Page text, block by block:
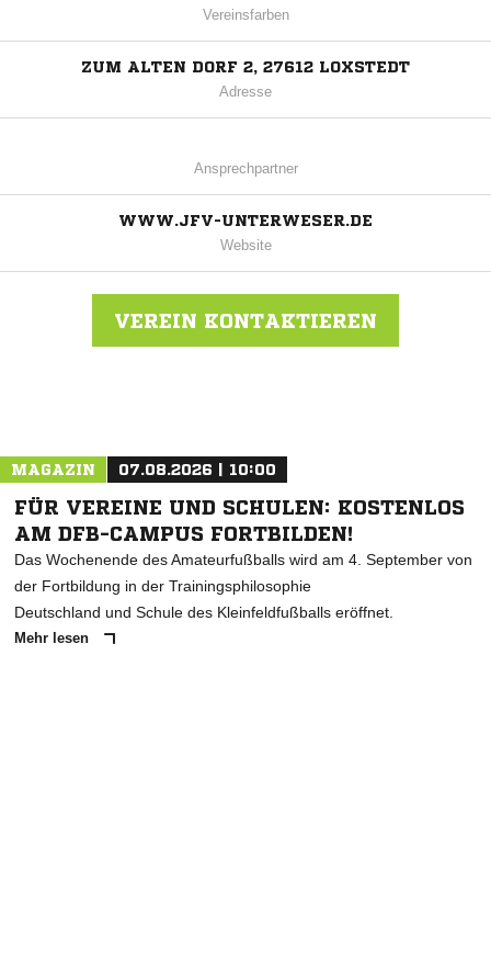
Vereinsfarben
ZUM ALTEN DORF 2, 27612 LOXSTEDT
Adresse
Ansprechpartner
WWW.JFV-UNTERWESER.DE
Website
VEREIN KONTAKTIEREN
MAGAZIN 07.08.2026 | 10:00
FÜR VEREINE UND SCHULEN: KOSTENLOS
AM DFB-CAMPUS FORTBILDEN!
Das Wochenende des Amateurfußballs wird am 4. September von
der Fortbildung in der Trainingsphilosophie
Deutschland und Schule des Kleinfeldfußballs eröffnet.
Mehr lesen